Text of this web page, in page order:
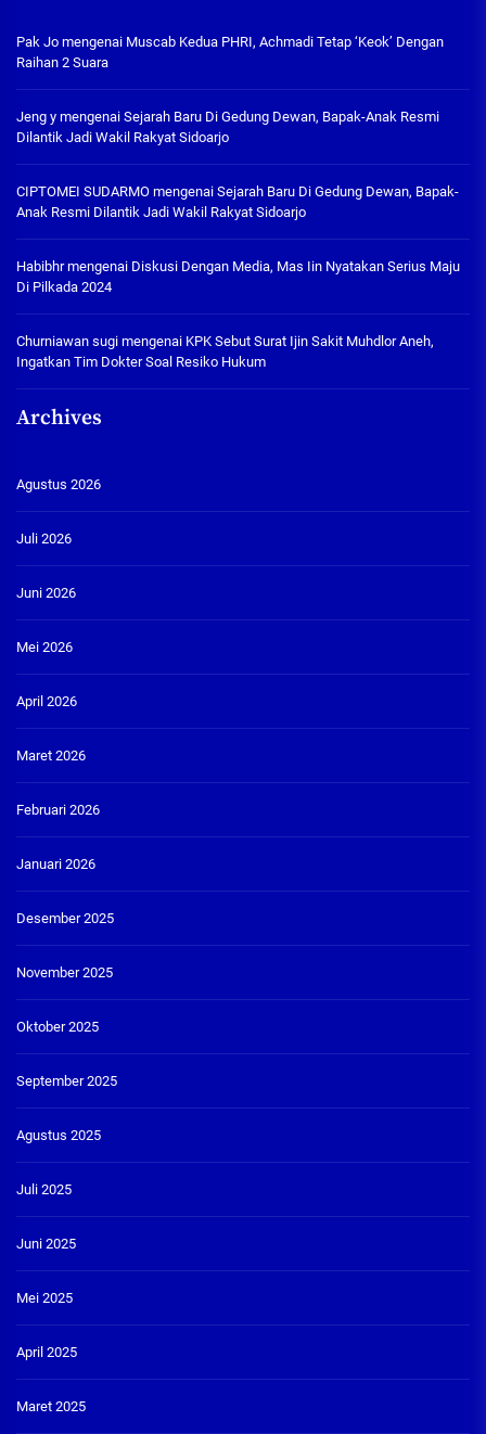
Pak Jo mengenai Muscab Kedua PHRI, Achmadi Tetap ‘Keok’ Dengan
Raihan 2 Suara
Jeng y mengenai Sejarah Baru Di Gedung Dewan, Bapak-Anak Resmi
Dilantik Jadi Wakil Rakyat Sidoarjo
CIPTOMEI SUDARMO mengenai Sejarah Baru Di Gedung Dewan, Bapak-
Anak Resmi Dilantik Jadi Wakil Rakyat Sidoarjo
Habibhrmengenai Diskusi Dengan Media, Mas Iin Nyatakan Serius Maju
Di Pilkada 2024
Churniawan sugi mengenai KPK Sebut Surat Ijin Sakit Muhdlor Aneh,
Ingatkan Tim Dokter Soal Resiko Hukum
Archives
Agustus 2026
Juli 2026
Juni 2026
Mei 2026
April 2026
Maret 2026
Februari 2026
Januari 2026
Desember 2025
November 2025
Oktober 2025
September 2025
Agustus 2025
Juli 2025
Juni 2025
Mei 2025
April 2025
Maret 2025